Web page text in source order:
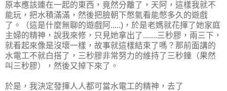
原本應該連在一起的東西，竟然分離了，天阿，這樣我就不
能玩，把水積滿滿，然後把臉朝下憋氣看能憋多久的遊戲
了。（這是什麼無聊的遊戲阿.....)，於是老媽就花揮了她家庭
主婦的精神，說我來修，只見她拿出了.......三秒膠，兩三下，
就看起來像是沒壞一樣，故事就這樣結束了嗎？那前面講的
水電工不就白搭了，三秒膠非常努力的維持了三秒鐘（果然
叫三秒膠），然後又掉下來了。
於是，我決定發揮人人都可當水電工的精神，去了